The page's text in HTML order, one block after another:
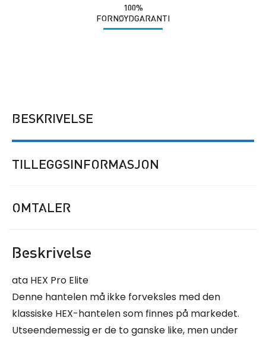
100%
FORNØYDGARANTI
BESKRIVELSE
TILLEGGSINFORMASJON
OMTALER
Beskrivelse
ata HEX Pro Elite
Denne hantelen må ikke forveksles med den
klassiske HEX-hantelen som finnes på markedet.
Utseendemessig er de to ganske like, men under